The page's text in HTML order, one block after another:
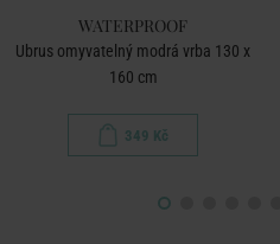
WATERPROOF
Ubrus omyvatelný modrá vrba 130 x
160 cm
349 Kč